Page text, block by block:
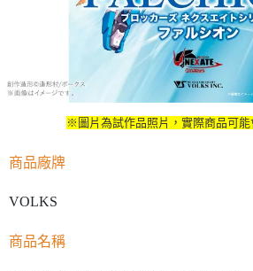
※圖片為試作品照片，實際商品可
商品廠牌
VOLKS
商品名稱